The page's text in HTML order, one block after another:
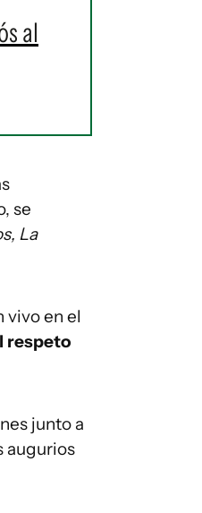
al
se
La
vivo en el
respeto
junto a
augurios